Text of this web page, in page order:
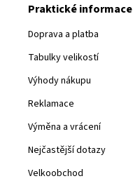
Praktické informace
Doprava a platba
Tabulky velikostí
Výhody nákupu
Reklamace
Výměna a vrácení
Nejčastější dotazy
Velkoobchod